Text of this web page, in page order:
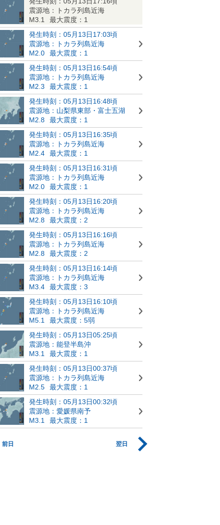
震源地：トカラ列島近海
M3.1
最大震度：1
発生時刻：05月13日17:03頃
震源地：トカラ列島近海
M2.0
最大震度：1
発生時刻：05月13日16:54頃
震源地：トカラ列島近海
M2.3
最大震度：1
発生時刻：05月13日16:48頃
震源地：山梨県東部・富士五湖
M2.8
最大震度：1
発生時刻：05月13日16:35頃
震源地：トカラ列島近海
M2.4
最大震度：1
発生時刻：05月13日16:31頃
震源地：トカラ列島近海
M2.0
最大震度：1
発生時刻：05月13日16:20頃
震源地：トカラ列島近海
M2.8
最大震度：2
発生時刻：05月13日16:16頃
震源地：トカラ列島近海
M2.8
最大震度：2
発生時刻：05月13日16:14頃
震源地：トカラ列島近海
M3.4
最大震度：3
発生時刻：05月13日16:10頃
震源地：トカラ列島近海
M5.1
最大震度：5弱
発生時刻：05月13日05:25頃
震源地：能登半島沖
M3.1
最大震度：1
発生時刻：05月13日00:37頃
震源地：トカラ列島近海
M2.5
最大震度：1
発生時刻：05月13日00:32頃
震源地：愛媛県南予
M3.1
最大震度：1
前日 翌日